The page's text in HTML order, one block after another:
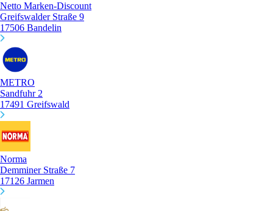
Netto Marken-Discount
Greifswalder Straße 9
17506 Bandelin
METRO
Sandfuhr 2
17491 Greifswald
Norma
Demminer Straße 7
17126 Jarmen